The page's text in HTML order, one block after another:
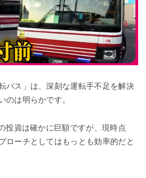
バス」は、深刻な運転手不足を解決
のは明らかです。
投資は確かに巨額ですが、現時点
ローチとしてはもっとも効率的だと